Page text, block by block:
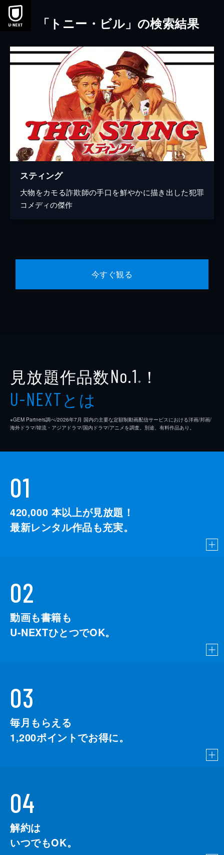
本文へスキップ
「トニー・ビル」の検索結果
スティング
大物をカモる詐欺師の手口を鮮やかに描き出した犯罪
コメディの傑作
今すぐ観る
見放題作品数No.1 ※ ！
U-NEXTとは
※GEM Partners調べ/2026年7⽉ 国内の主要な定額制動画配信サービスにおける洋画/邦画/
海外ドラマ/韓流・アジアドラマ/国内ドラマ/アニメを調査。別途、有料作品あり。
01
420,000 本以上が見放題！
最新レンタル作品も充実。
02
動画も書籍も
U-NEXTひとつでOK。
03
毎月もらえる
1,200ポイントでお得に。
04
解約は
いつでもOK。